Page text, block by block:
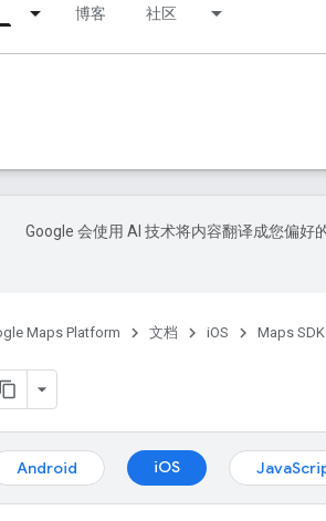
博客 社区
Google 会使用 AI 技术将内容翻译成您偏好
Maps Platform 文档 iOS Maps
Android iOS